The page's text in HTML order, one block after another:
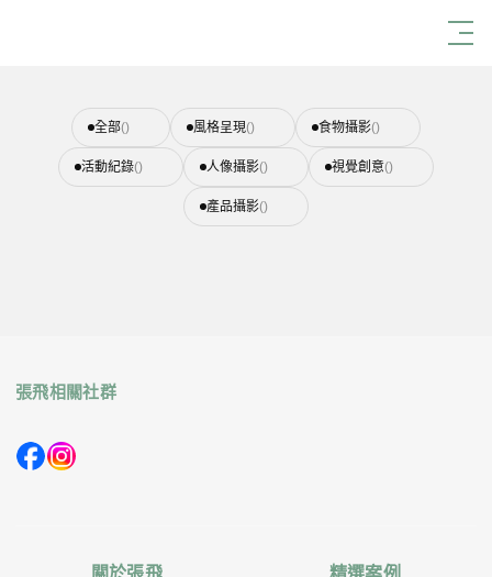
全部() 風格呈現() 食物攝影()
活動紀錄() 人像攝影() 視覺創意()
產品攝影()
張飛相關社群
關於張飛 精選案例